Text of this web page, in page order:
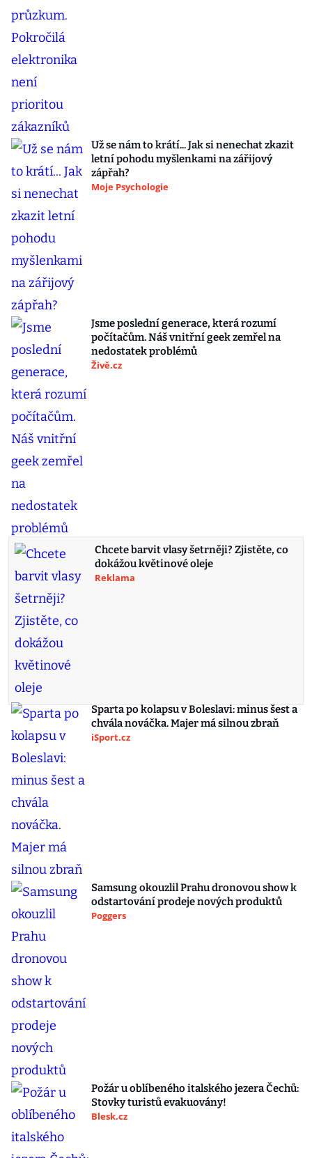
Už se nám to krátí... Jak si nenechat zkazit
letní pohodu myšlenkami na zářijový
zápřah?
Moje Psychologie
Jsme poslední generace, která rozumí
počítačům. Náš vnitřní geek zemřel na
nedostatek problémů
Živě.cz
Chcete barvit vlasy šetrněji? Zjistěte, co
dokážou květinové oleje
Reklama
Sparta po kolapsu v Boleslavi: minus šest a
chvála nováčka. Majer má silnou zbraň
iSport.cz
Samsung okouzlil Prahu dronovou show k
odstartování prodeje nových produktů
Poggers
Požár u oblíbeného italského jezera Čechů:
Stovky turistů evakuovány!
Blesk.cz